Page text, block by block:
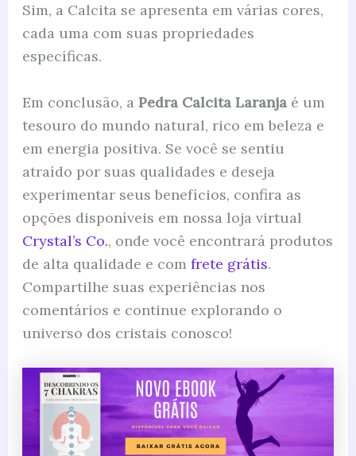
Sim, a Calcita se apresenta em várias cores,
cada uma com suas propriedades
específicas.
Em conclusão, a Pedra Calcita Laranjaé um
tesouro do mundo natural, rico em beleza e
em energia positiva. Se você se sentiu
atraído por suas qualidades e deseja
experimentar seus benefícios, confira as
opções disponíveis em nossa loja virtual
Crystal’s Co., onde você encontrará produtos
de alta qualidade e com frete grátis.
Compartilhe suas experiências nos
comentários e continue explorando o
universo dos cristais conosco!